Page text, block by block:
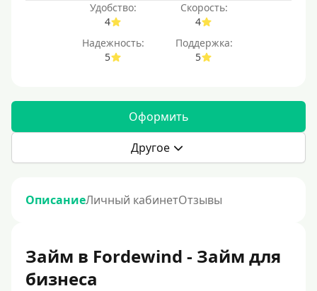
Удобство:
4
Скорость:
4
Надежность:
5
Поддержка:
5
Оформить
Другое
ОписаниеЛичный кабинетОтзывы
Займ в Fordewind - Займ для
бизнеса